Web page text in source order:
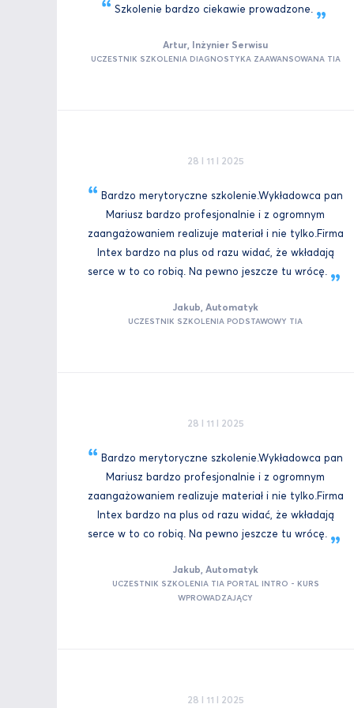
Szkolenie bardzo ciekawie prowadzone.
Artur, Inżynier Serwisu
UCZESTNIK SZKOLENIA DIAGNOSTYKA ZAAWANSOWANA TIA
28 I 11 I 2025
Bardzo merytoryczne szkolenie.Wykładowca pan
Mariusz bardzo profesjonalnie i z ogromnym
zaangażowaniem realizuje materiał i nie tylko.Firma
Intex bardzo na plus od razu widać, że wkładają
serce w to co robią. Na pewno jeszcze tu wrócę.
Jakub, Automatyk
UCZESTNIK SZKOLENIA PODSTAWOWY TIA
28 I 11 I 2025
Bardzo merytoryczne szkolenie.Wykładowca pan
Mariusz bardzo profesjonalnie i z ogromnym
zaangażowaniem realizuje materiał i nie tylko.Firma
Intex bardzo na plus od razu widać, że wkładają
serce w to co robią. Na pewno jeszcze tu wrócę.
Jakub, Automatyk
UCZESTNIK SZKOLENIA TIA PORTAL INTRO - KURS
WPROWADZAJĄCY
28 I 11 I 2025